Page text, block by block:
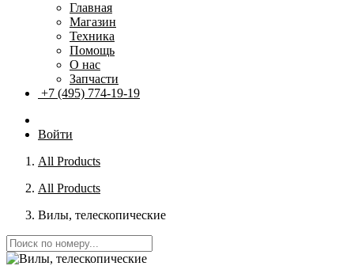
Главная
Магазин
Техника
Помощь
О нас
Запчасти
+7 (495) 774-19-19
Войти
All Products
All Products
Вилы, телескопические